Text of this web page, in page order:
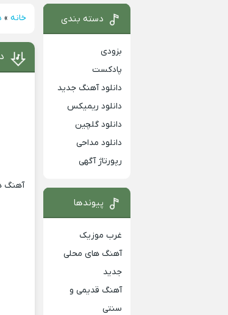
خانه »
آهنگ
دسته بندی
بزودی
پادکست
دانلود آهنگ جدید
دانلود ریمیکس
دانلود گلچین
دانلود مداحی
رپورتاژ آگهی
پیوندها
غرب موزیک
آهنگ های محلی
جدید
آهنگ قدیمی و
سنتی